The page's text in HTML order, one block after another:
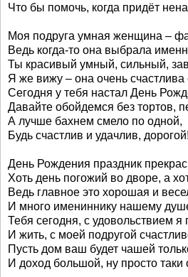
Что бы помочь, когда придёт
Моя подруга умная женщина –
Ведь когда-то она выбрала
Ты красивый умный, сильный,
Я же вижу – она очень счастлива
Сегодня у тебя настал День
Давайте обойдемся без тортов,
А лучше бахнем смело по одной,
Будь счастлив и удачлив, дорогой!
День Рождения праздник
Хоть день погожий во дворе, а
Ведь главное это хорошая и
И много имениннику нашему
Тебя сегодня, с удовольствием я
И жить, с моей подругой
Пусть дом ваш будет чашей
И доход большой, ну просто таки